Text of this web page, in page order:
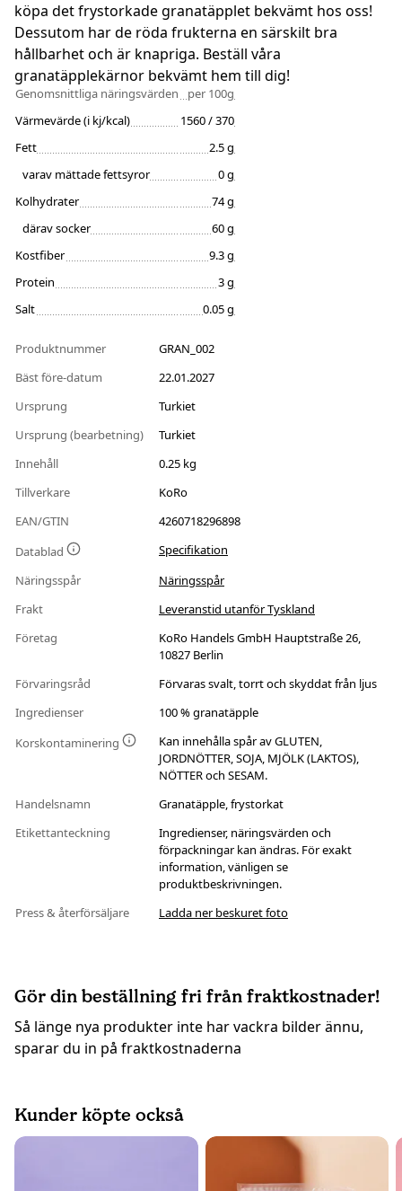
köpa det frystorkade granatäpplet bekvämt hos oss!
Dessutom har de röda frukterna en särskilt bra
hållbarhet och är knapriga. Beställ våra
granatäpplekärnor bekvämt hem till dig!
Genomsnittliga näringsvärden
per 100g
Värmevärde (i kj/kcal)
1560 / 370
Fett
2.5 g
varav mättade fettsyror
0 g
Kolhydrater
74 g
därav socker
60 g
Kostfiber
9.3 g
Protein
3 g
Salt
0.05 g
Produktnummer
GRAN_002
Bäst före-datum
22.01.2027
Ursprung
Turkiet
Ursprung (bearbetning)
Turkiet
Innehåll
0.25 kg
Tillverkare
KoRo
EAN/GTIN
4260718296898
Datablad
Specifikation
Näringsspår
Näringsspår
Frakt
Leveranstid utanför Tyskland
Företag
KoRo Handels GmbH Hauptstraße 26,
10827 Berlin
Förvaringsråd
Förvaras svalt, torrt och skyddat från ljus
Ingredienser
100 % granatäpple
Korskontaminering
Kan innehålla spår av GLUTEN,
JORDNÖTTER, SOJA, MJÖLK (LAKTOS),
NÖTTER och SESAM.
Handelsnamn
Granatäpple, frystorkat
Etikettanteckning
Ingredienser, näringsvärden och
förpackningar kan ändras. För exakt
information, vänligen se
produktbeskrivningen.
Press & återförsäljare
Ladda ner beskuret foto
Gör din beställning fri från fraktkostnader!
Så länge nya produkter inte har vackra bilder ännu,
sparar du in på fraktkostnaderna
Kunder köpte också